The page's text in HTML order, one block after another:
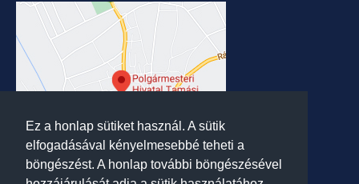
Ez a honlap sütiket használ. A sütik
elfogadásával kényelmesebbé teheti a
böngészést. A honlap további böngészésével